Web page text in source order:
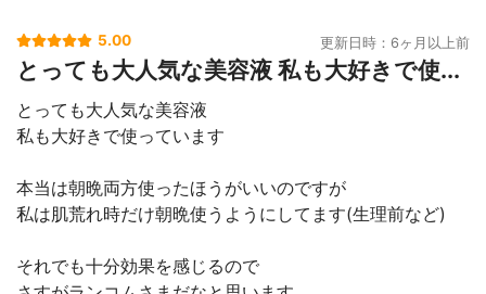
5.00 更新日時：6ヶ月以上前
とっても大人気な美容液 私も大好きで使...
とっても大人気な美容液
私も大好きで使っています
本当は朝晩両方使ったほうがいいのですが
私は肌荒れ時だけ朝晩使うようにしてます(生理前など)
それでも十分効果を感じるので